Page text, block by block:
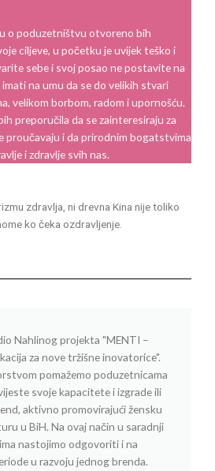
o poduzetništvu otvoreno bih
ciljeve, u početku je uvijek teško i
sebe i svoj posao ne postavite na
na umu da se do velikih stvari
velikom borbom, radom i upornošću.
preporučila da se zainteresiraju za
proučavaju i da prirodnim bogatstvima
i zdravlje svih nas.
zdravlja, ni drevna Kina nije toliko
ko čeka ozdravljenje.
Nahlinog projekta "MENTI –
za nove tržišne inovatorice".
pomažemo poduzetnicama
svoje kapacitete i izgrade ili
aktivno promovirajući žensku
u BiH. Na ovaj način u saradnji
nastojimo odgovoriti i na
u razvoju jednog brenda.